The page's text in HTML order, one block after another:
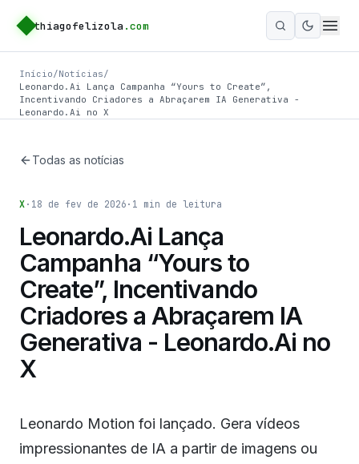
thiagofelizola .com
Ativar
Início/Notícias/
Leonardo.Ai Lança Campanha “Yours to Create”,
Incentivando Criadores a Abraçarem IA Generativa -
Leonardo.Ai no X
Todas as notícias
X · 18 de fev de 2026 · 1 min de leitura
Leonardo.Ai Lança
Campanha “Yours to
Create”, Incentivando
Criadores a Abraçarem IA
Generativa - Leonardo.Ai no
X
Leonardo Motion foi lançado. Gera vídeos
impressionantes de IA a partir de imagens ou